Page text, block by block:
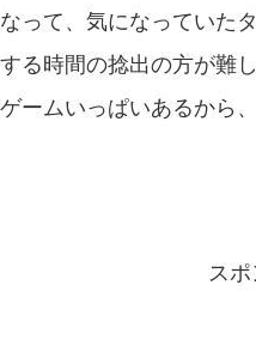
って、気になっていた
る時間の捻出の方が
ームいっぱいあるから
ス